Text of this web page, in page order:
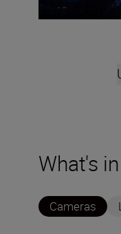
What's
Cameras